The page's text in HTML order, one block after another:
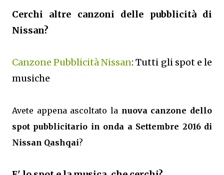
Cerchi altre canzoni delle pubblicità di
Nissan?
Canzone Pubblicità Nissan: Tutti gli spot e le
musiche
Avete appena ascoltato la nuova canzone dello
spot pubblicitario in onda a Settembre 2016 di
Nissan Qashqai?